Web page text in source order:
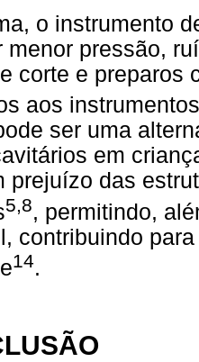
o instrumento
menor pressão,
corte e preparos
aos
ser uma
em
prejuízo das
5,8, permitindo,
contribuindo
14.